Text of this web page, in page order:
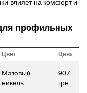
влияет на комфорт и
профильных
Цвет Цена
Матовый
никель
907
грн